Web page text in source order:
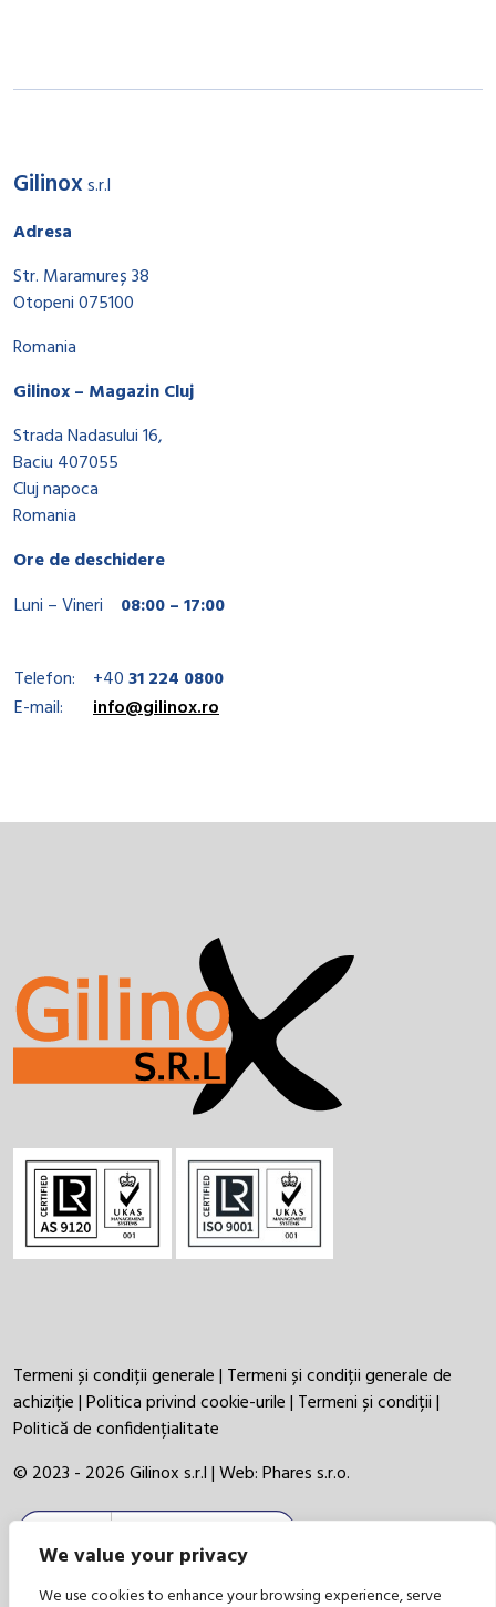
We value your privacy
We use cookies to enhance your browsing experience, serve
Gilinoxs.r.l
Adresa
Str. Maramureș 38
Otopeni 075100
Romania
Gilinox – Magazin Cluj
Strada Nadasului 16,
Baciu 407055
Cluj napoca
Romania
Ore de deschidere
Luni – Vineri
08:00 – 17:00
Telefon: +4031 224 0800
E-mail:
info@gilinox.ro
Termeni și condiții generale| Termeni și condiții generale de
achiziție|Politica privind cookie-urile| Termeni și condiții|
Politică de confidențialitate
© 2023 - 2026 Gilinox s.r.l | Web:Phares s.r.o.